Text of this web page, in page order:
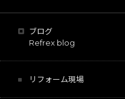
ブログ
Refrex blog
リフォーム現場